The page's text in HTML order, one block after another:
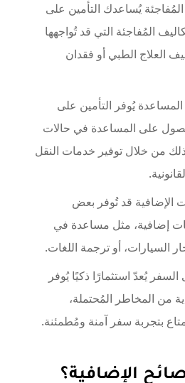
يُساعدك التأمين على
المُفاجئة التي قد تُواجهها
العلاج الطبي أو فقدان
يُوفر التأمين على
على المساعدة في حالات
من خلال توفير خدمات النقل
الإضافية قد تُوفر بعض
إضافية، مثل مساعدة في
السيارات، أو ترجمة اللغات.
يُعدّ استثمارًا ذكيًا يُوفر
من المخاطر المُحتملة،
بتجربة سفر آمنة ومُطمئنة.
الإضافية؟